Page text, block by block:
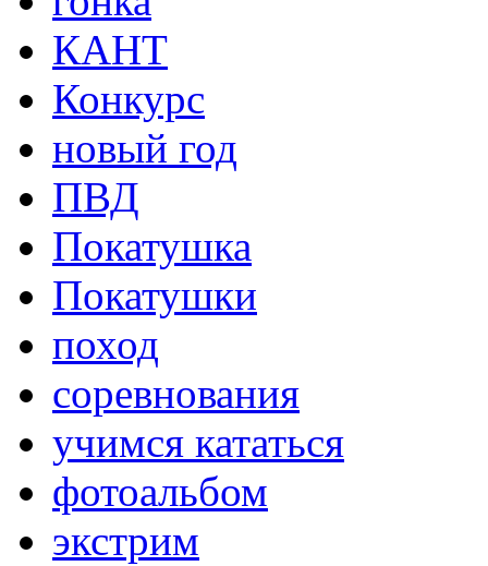
КАНТ
Конкурс
новый год
ПВД
Покатушка
Покатушки
поход
соревнования
учимся кататься
фотоальбом
экстрим